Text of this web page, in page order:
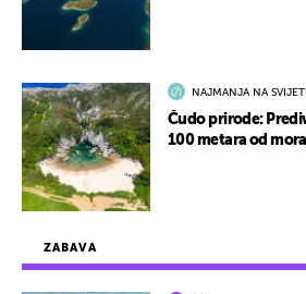
ZABAVA
NAJMANJA NA
Čudo prirode:
100 metara od mora